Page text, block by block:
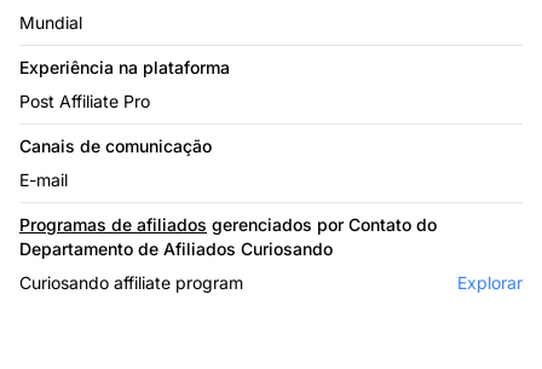
Mundial
Experiência na plataforma
Post Affiliate Pro
Canais de comunicação
E-mail
Programas de afiliados gerenciados por Contato do
Departamento de Afiliados Curiosando
Curiosando affiliate program
Explorar